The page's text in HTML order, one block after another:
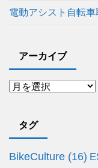
電動アシスト自転
アーカイブ
タグ
BikeCulture (16)